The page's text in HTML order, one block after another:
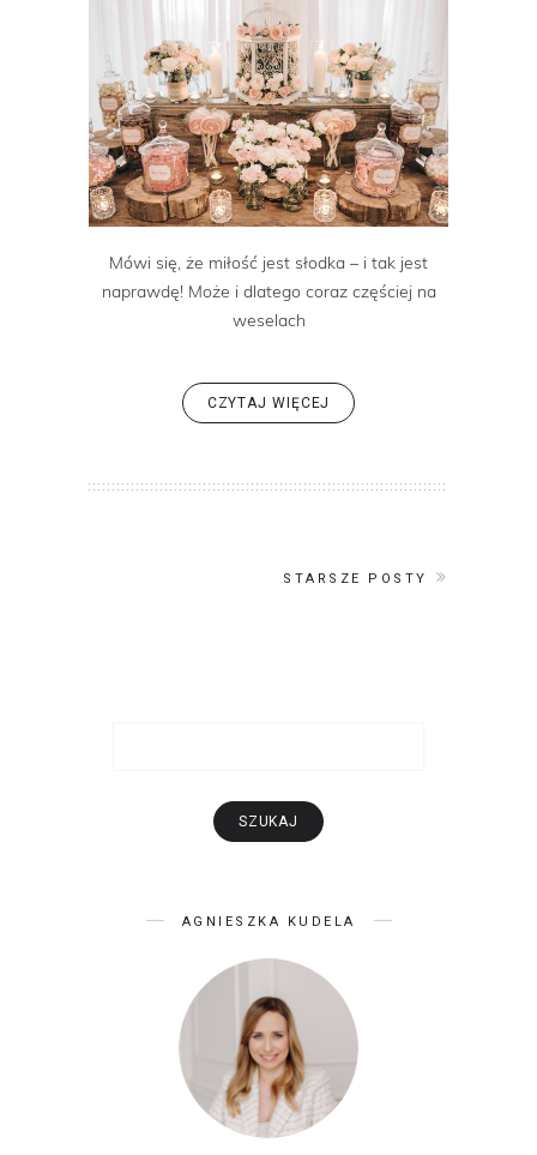
Mówi się, że miłość jest słodka – i tak jest
naprawdę! Może i dlatego coraz częściej na
weselach
CZYTAJ WIĘCEJ
STARSZE POSTY
AGNIESZKA KUDELA